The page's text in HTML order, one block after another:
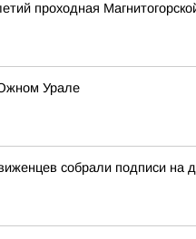
проходная
Урале
собрали подписи на